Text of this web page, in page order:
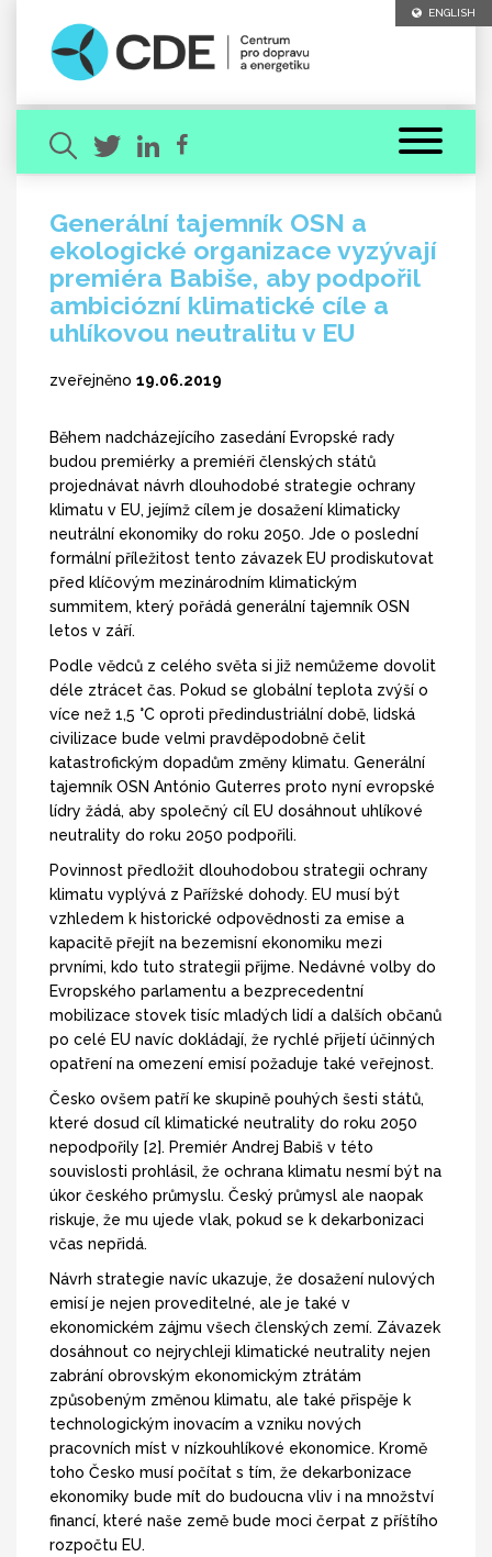
ENGLISH
Generální tajemník OSN a
ekologické organizace vyzývají
premiéra Babiše, aby podpořil
ambiciózní klimatické cíle a
uhlíkovou neutralitu v EU
zveřejněno 19.06.2019
Během nadcházejícího zasedání Evropské rady
budou premiérky a premiéři členských států
projednávat návrh dlouhodobé strategie ochrany
klimatu v EU, jejímž cílem je dosažení klimaticky
neutrální ekonomiky do roku 2050. Jde o poslední
formální příležitost tento závazek EU prodiskutovat
před klíčovým mezinárodním klimatickým
summitem, který pořádá generální tajemník OSN
letos v září.
Podle vědců z celého světa si již nemůžeme dovolit
déle ztrácet čas. Pokud se globální teplota zvýší o
více než 1,5 °C oproti předindustriální době, lidská
civilizace bude velmi pravděpodobně čelit
katastrofickým dopadům změny klimatu. Generální
tajemník OSN António Guterres proto nyní evropské
lídry žádá, aby společný cíl EU dosáhnout uhlíkové
neutrality do roku 2050 podpořili.
Povinnost předložit dlouhodobou strategii ochrany
klimatu vyplývá z Pařížské dohody. EU musí být
vzhledem k historické odpovědnosti za emise a
kapacitě přejít na bezemisní ekonomiku mezi
prvními, kdo tuto strategii přijme. Nedávné volby do
Evropského parlamentu a bezprecedentní
mobilizace stovek tisíc mladých lidí a dalších občanů
po celé EU navíc dokládají, že rychlé přijetí účinných
opatření na omezení emisí požaduje také veřejnost.
Česko ovšem patří ke skupině pouhých šesti států,
které dosud cíl klimatické neutrality do roku 2050
nepodpořily [2]. Premiér Andrej Babiš v této
souvislosti prohlásil, že ochrana klimatu nesmí být na
úkor českého průmyslu. Český průmysl ale naopak
riskuje, že mu ujede vlak, pokud se k dekarbonizaci
včas nepřidá.
Návrh strategie navíc ukazuje, že dosažení nulových
emisí je nejen proveditelné, ale je také v
ekonomickém zájmu všech členských zemí. Závazek
dosáhnout co nejrychleji klimatické neutrality nejen
zabrání obrovským ekonomickým ztrátám
způsobeným změnou klimatu, ale také přispěje k
technologickým inovacím a vzniku nových
pracovních míst v nízkouhlíkové ekonomice. Kromě
toho Česko musí počítat s tím, že dekarbonizace
ekonomiky bude mít do budoucna vliv i na množství
financí, které naše země bude moci čerpat z příštího
rozpočtu EU.
Hledaný výraz
VYHLEDAT [ zavřít ]